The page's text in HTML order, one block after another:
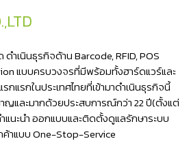
ำเนินธุรกิจด้าน Barcode, RFID, POS
แบบครบวงจรที่มีพร้อมทั้งฮาร์ดแวร์และ
แรกในประเทศไทยที่เข้ามาดำเนินธุรกิจนี้
ญและมากด้วยประสบการณ์กว่า 22 ปี(ตั้งแต่
แนะนำ ออกแบบและติดตั้งดูแลรักษาระบบ
าแบบ One-Stop-Service